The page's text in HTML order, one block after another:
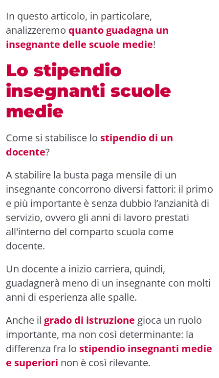
In questo articolo, in particolare,
analizzeremo quanto guadagna un
insegnante delle scuole medie!
Lo stipendio
insegnanti scuole
medie
Come si stabilisce lo stipendio di un
docente?
A stabilire la busta paga mensile di un
insegnante concorrono diversi fattori: il primo
e più importante è senza dubbio l’anzianità di
servizio, ovvero gli anni di lavoro prestati
all'interno del comparto scuola come
docente.
Un docente a inizio carriera, quindi,
guadagnerà meno di un insegnante con molti
anni di esperienza alle spalle.
Anche il grado di istruzione gioca un ruolo
importante, ma non così determinante: la
differenza fra lo stipendio insegnanti medie
e superiori non è così rilevante.